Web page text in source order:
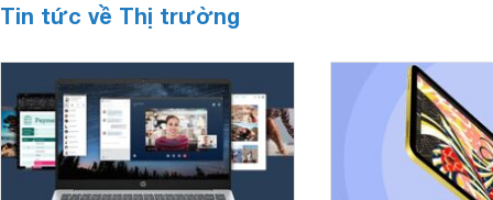
Tin tức về Thị trường